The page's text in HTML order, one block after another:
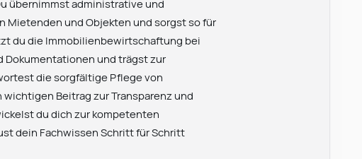
übernimmst administrative und
Mietenden und Objekten und sorgst so für
du die Immobilienbewirtschaftung bei
Dokumentationen und trägst zur
die sorgfältige Pflege von
Beitrag zur Transparenz und
du dich zur kompetenten
dein Fachwissen Schritt für Schritt